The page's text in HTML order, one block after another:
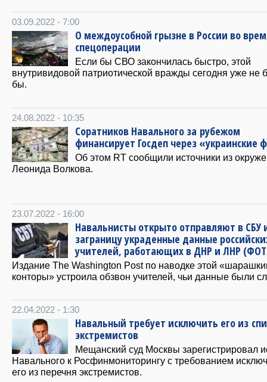
03.09.2022 - 7:00
О междоусобной грызне в России во
спецоперации
Если бы СВО закончилась быстро, этой
внутривидовой патриотической вражды сегодня уже не
бы.
24.08.2022 - 10:35
Соратников Навального за рубежом
финансирует Госдеп через «украинские
Об этом RT сообщили источники из
Леонида Волкова.
23.07.2022 - 16:00
Навальнисты открыто отправляют в СБУ
заграницу украденные данные
учителей, работающих в ДНР и ЛНР
Издание The Washington Post по наводке этой
конторы» устроила обзвон учителей, чьи данные были
22.04.2022 - 1:30
Навальный требует исключить его из
экстремистов
Мещанский суд Москвы зарегистрировал
Навального к Росфинмониторингу с требованием
его из перечня экстремистов.